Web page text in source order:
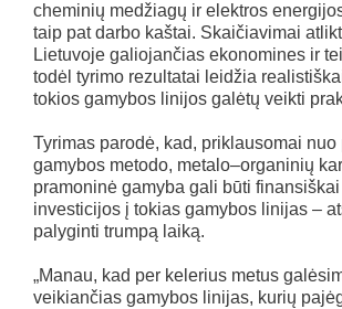
cheminių medžiagų ir elektros
taip pat darbo kaštai. Skaičiavimai
Lietuvoje galiojančias ekonomines ir
todėl tyrimo rezultatai leidžia
tokios gamybos linijos galėtų veikti
Tyrimas parodė, kad, priklausomai nuo
gamybos metodo, metalo–organinių
pramoninė gamyba gali būti
investicijos į tokias gamybos linijas –
palyginti trumpą laiką.
„Manau, kad per kelerius metus
veikiančias gamybos linijas, kurių